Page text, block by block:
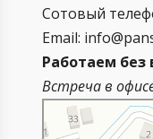
Сотовый
Email:
Работаем
Встреча в
Моздок
Улица Хугаева, 20